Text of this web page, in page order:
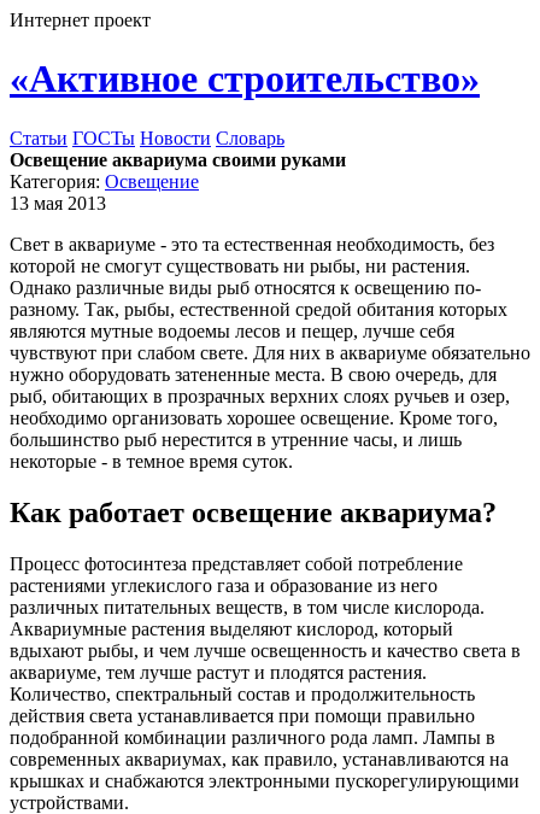
Интернет проект
«Активное строительство»
Статьи ГОСТы Новости Словарь
Освещение аквариума своими руками
Категория: Освещение
13 мая 2013
Свет в аквариуме - это та естественная необходимость, без
которой не смогут существовать ни рыбы, ни растения.
Однако различные виды рыб относятся к освещению по-
разному. Так, рыбы, естественной средой обитания которых
являются мутные водоемы лесов и пещер, лучше себя
чувствуют при слабом свете. Для них в аквариуме обязательно
нужно оборудовать затененные места. В свою очередь, для
рыб, обитающих в прозрачных верхних слоях ручьев и озер,
необходимо организовать хорошее освещение. Кроме того,
большинство рыб нерестится в утренние часы, и лишь
некоторые - в темное время суток.
Как работает освещение аквариума?
Процесс фотосинтеза представляет собой потребление
растениями углекислого газа и образование из него
различных питательных веществ, в том числе кислорода.
Аквариумные растения выделяют кислород, который
вдыхают рыбы, и чем лучше освещенность и качество света в
аквариуме, тем лучше растут и плодятся растения.
Количество, спектральный состав и продолжительность
действия света устанавливается при помощи правильно
подобранной комбинации различного рода ламп. Лампы в
современных аквариумах, как правило, устанавливаются на
крышках и снабжаются электронными пускорегулирующими
устройствами.